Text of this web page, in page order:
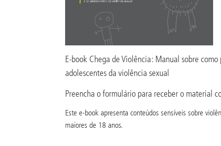
E-book Chega de Violência: Manual sobre
adolescentes da violência sexual
Preencha o formulário para receber o material
Este e-book apresenta conteúdos sensíveis sobre
maiores de 18 anos.